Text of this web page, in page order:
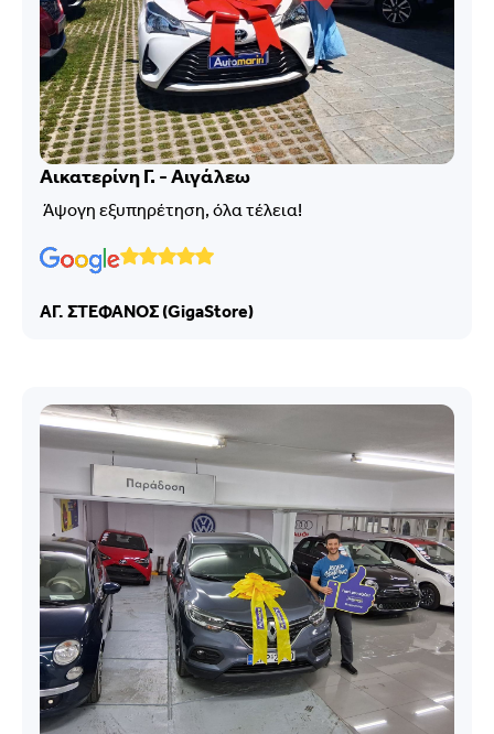
Αικατερίνη Γ. - Αιγάλεω
Άψογη εξυπηρέτηση, όλα τέλεια!
ΑΓ. ΣΤΕΦΑΝΟΣ (GigaStore)